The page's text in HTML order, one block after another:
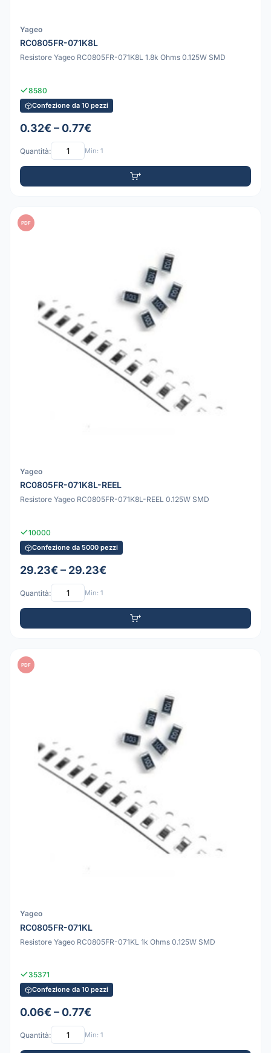
Yageo
RC0805FR-071K8L
Resistore Yageo RC0805FR-071K8L 1.8k Ohms 0.125W SMD
8580
Confezione da 10 pezzi
0.32€ – 0.77€
Quantità: Min: 1
PDF
Yageo
RC0805FR-071K8L-REEL
Resistore Yageo RC0805FR-071K8L-REEL 0.125W SMD
10000
Confezione da 5000 pezzi
29.23€ – 29.23€
Quantità: Min: 1
PDF
Yageo
RC0805FR-071KL
Resistore Yageo RC0805FR-071KL 1k Ohms 0.125W SMD
35371
Confezione da 10 pezzi
0.06€ – 0.77€
Quantità: Min: 1